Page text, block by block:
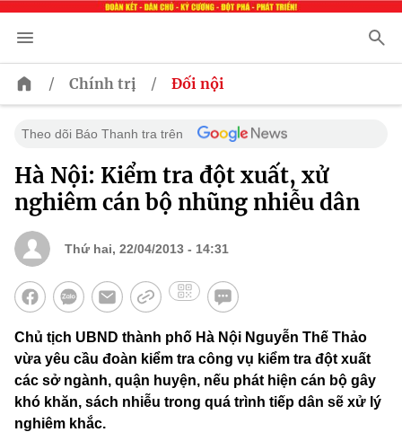
/ Chính trị / Đối nội
Theo dõi Báo Thanh tra trên
Hà Nội: Kiểm tra đột xuất, xử
nghiêm cán bộ nhũng nhiễu dân
Thứ hai, 22/04/2013 - 14:31
Chủ tịch UBND thành phố Hà Nội Nguyễn Thế Thảo
vừa yêu cầu đoàn kiểm tra công vụ kiểm tra đột xuất
các sở ngành, quận huyện, nếu phát hiện cán bộ gây
khó khăn, sách nhiễu trong quá trình tiếp dân sẽ xử lý
nghiêm khắc.